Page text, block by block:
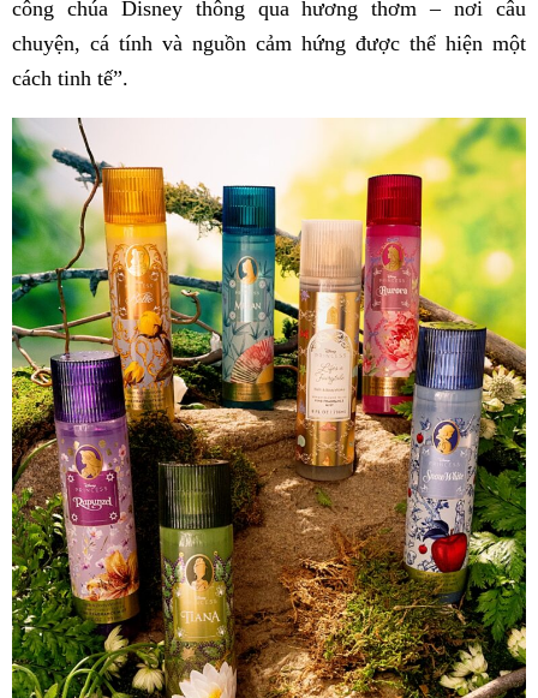
công chúa Disney thông qua hương thơm – nơi câu
chuyện, cá tính và nguồn cảm hứng được thể hiện một
cách tinh tế”.